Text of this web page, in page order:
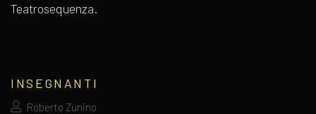
Teatrosequenza.
INSEGNANTI
Roberto Zunino